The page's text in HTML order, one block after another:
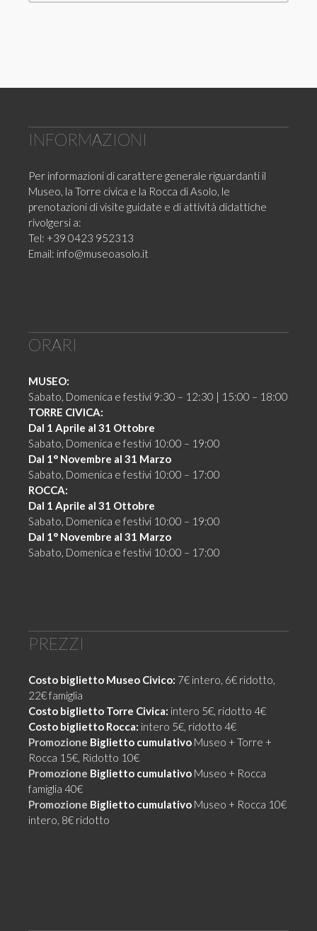
INFORMAZIONI
Per informazioni di carattere generale riguardanti il
Museo, la Torre civica e la Rocca di Asolo, le
prenotazioni di visite guidate e di attività didattiche
rivolgersi a:
Tel: +39 0423 952313
Email: info@museoasolo.it
ORARI
MUSEO:
Sabato, Domenica e festivi 9:30 – 12:30 | 15:00 – 18:00
TORRE CIVICA:
Dal 1 Aprile al 31 Ottobre
Sabato, Domenica e festivi 10:00 – 19:00
Dal 1° Novembre al 31 Marzo
Sabato, Domenica e festivi 10:00 – 17:00
ROCCA:
Dal 1 Aprile al 31 Ottobre
Sabato, Domenica e festivi 10:00 – 19:00
Dal 1° Novembre al 31 Marzo
Sabato, Domenica e festivi 10:00 – 17:00
PREZZI
Costo biglietto Museo Civico: 7€ intero, 6€ ridotto,
22€ famiglia
Costo biglietto Torre Civica: intero 5€, ridotto 4€
Costo biglietto Rocca: intero 5€, ridotto 4€
Promozione Biglietto cumulativo Museo + Torre +
Rocca 15€, Ridotto 10€
Promozione Biglietto cumulativo Museo + Rocca
famiglia 40€
Promozione Biglietto cumulativo Museo + Rocca 10€
intero, 8€ ridotto